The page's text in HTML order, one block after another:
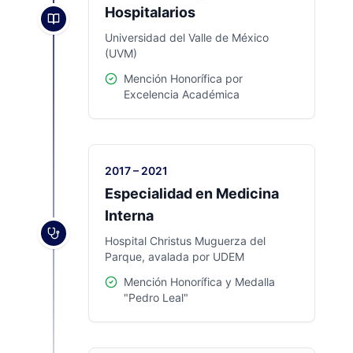
Hospitalarios
Universidad del Valle de México
(UVM)
Mención Honorífica por
Excelencia Académica
2017 – 2021
Especialidad en Medicina
Interna
Hospital Christus Muguerza del
Parque, avalada por UDEM
Mención Honorífica y Medalla
"Pedro Leal"